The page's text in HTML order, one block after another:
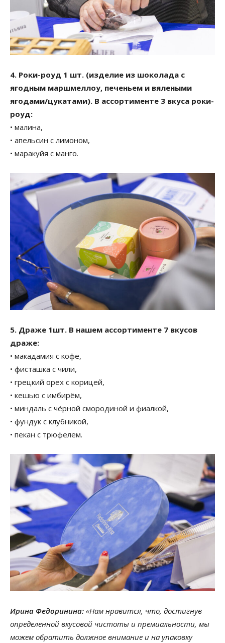
4. Роки-роуд 1 шт. (изделие из шоколада с
ягодным маршмеллоу, печеньем и вялеными
ягодами/цукатами). В ассортименте 3 вкуса роки-
роуд:
• малина,
• апельсин с лимоном,
• маракуйя с манго.
5. Драже 1шт. В нашем ассортименте 7 вкусов
драже:
• макадамия с кофе,
• фисташка с чили,
• грецкий орех с корицей,
• кешью с имбирём,
• миндаль с чёрной смородиной и фиалкой,
• фундук с клубникой,
• пекан с трюфелем.
Ирина Федоринина: «Нам нравится, что, достигнув
определенной вкусовой чистоты и премиальности, мы
можем обратить должное внимание и на упаковку